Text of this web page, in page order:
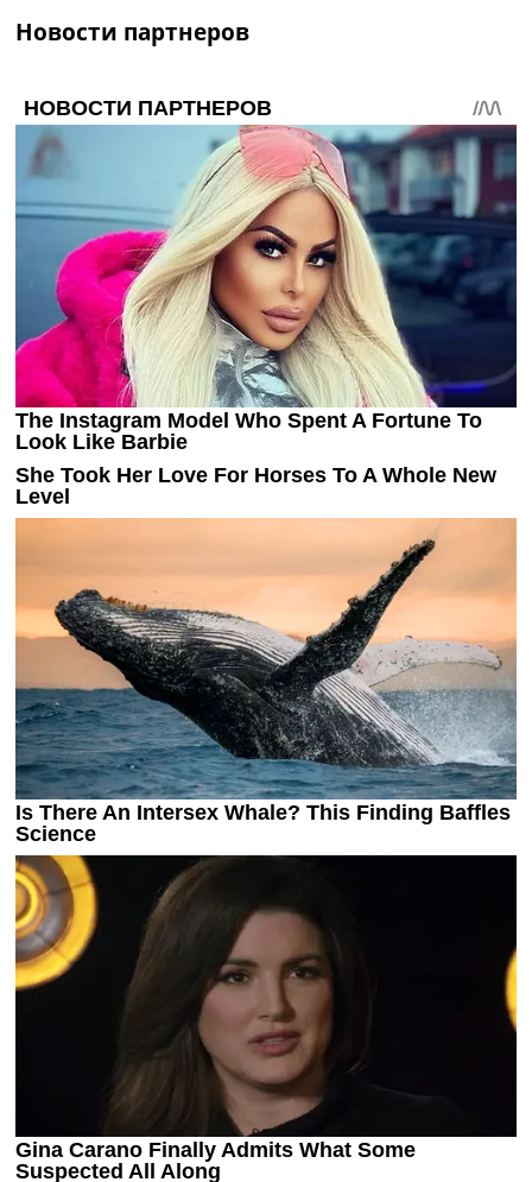
Новости партнеров